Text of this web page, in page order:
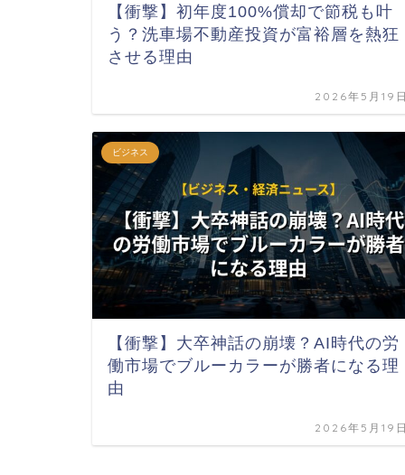
【衝撃】初年度100%償却で節税も叶
う？洗車場不動産投資が富裕層を熱狂
させる理由
2026年5月19
ビジネス
【衝撃】大卒神話の崩壊？AI時代の労
働市場でブルーカラーが勝者になる理
由
2026年5月19